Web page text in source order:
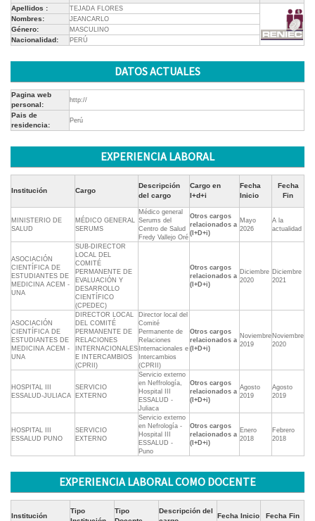
Apellidos : TEJADA FLORES
Nombres: JEANCARLO
Género: MASCULINO
Nacionalidad: PERÚ
DATOS ACTUALES
Pagina web
personal:
http://
Pais de
residencia:
Perú
EXPERIENCIA LABORAL
Institución Cargo
Descripción
del cargo
Cargo en
I+d+i
Fecha
Inicio
Fecha
Fin
MINISTERIO DE
SALUD
MÉDICO GENERAL
SERUMS
Médico general
Serums del
Centro de Salud
Fredy Vallejo Oré
Otros cargos
relacionados a
(I+D+i)
Mayo
2026
A la
actualidad
ASOCIACIÓN
CIENTÍFICA DE
ESTUDIANTES DE
MEDICINA ACEM -
UNA
SUB-DIRECTOR
LOCAL DEL
COMITÉ
PERMANENTE DE
EVALUACIÓN Y
DESARROLLO
CIENTÍFICO
(CPEDEC)
Otros cargos
relacionados a
(I+D+i)
Diciembre
2020
Diciembre
2021
ASOCIACIÓN
CIENTÍFICA DE
ESTUDIANTES DE
MEDICINA ACEM -
UNA
DIRECTOR LOCAL
DEL COMITÉ
PERMANENTE DE
RELACIONES
INTERNACIONALES
E INTERCAMBIOS
(CPRII)
Director local del
Comité
Permanente de
Relaciones
Internacionales e
Intercambios
(CPRII)
Otros cargos
relacionados a
(I+D+i)
Noviembre
2019
Noviembre
2020
HOSPITAL III
ESSALUD-JULIACA
SERVICIO
EXTERNO
Servicio externo
en Neffrología,
Hospital III
ESSALUD -
Juliaca
Otros cargos
relacionados a
(I+D+i)
Agosto
2019
Agosto
2019
HOSPITAL III
ESSALUD PUNO
SERVICIO
EXTERNO
Servicio externo
en Nefrología -
Hospital III
ESSALUD -
Puno
Otros cargos
relacionados a
(I+D+i)
Enero
2018
Febrero
2018
EXPERIENCIA LABORAL COMO DOCENTE
Institución
Tipo
Tipo
Descripción del
Fecha Inicio Fecha Fin